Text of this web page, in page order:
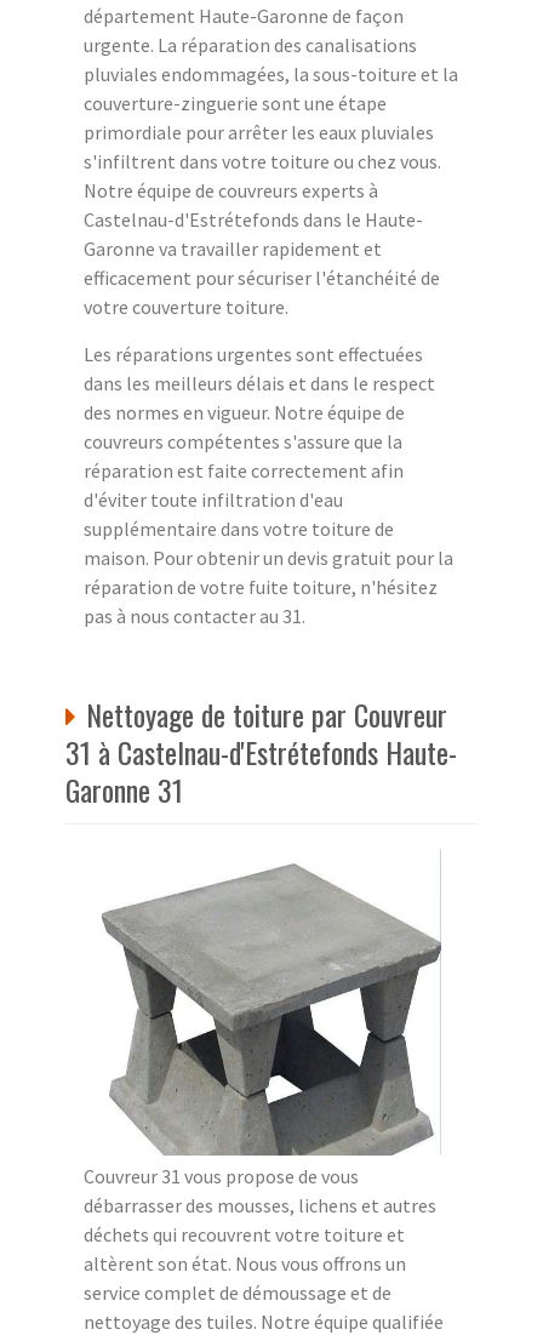
département Haute-Garonne de façon
urgente. La réparation des canalisations
pluviales endommagées, la sous-toiture et la
couverture-zinguerie sont une étape
primordiale pour arrêter les eaux pluviales
s'infiltrent dans votre toiture ou chez vous.
Notre équipe de couvreurs experts à
Castelnau-d'Estrétefonds dans le Haute-
Garonne va travailler rapidement et
efficacement pour sécuriser l'étanchéité de
votre couverture toiture.
Les réparations urgentes sont effectuées
dans les meilleurs délais et dans le respect
des normes en vigueur. Notre équipe de
couvreurs compétentes s'assure que la
réparation est faite correctement afin
d'éviter toute infiltration d'eau
supplémentaire dans votre toiture de
maison. Pour obtenir un devis gratuit pour la
réparation de votre fuite toiture, n'hésitez
pas à nous contacter au 31.
Nettoyage de toiture par Couvreur
31 à Castelnau-d'Estrétefonds Haute-
Garonne 31
Couvreur 31 vous propose de vous
débarrasser des mousses, lichens et autres
déchets qui recouvrent votre toiture et
altèrent son état. Nous vous offrons un
service complet de démoussage et de
nettoyage des tuiles. Notre équipe qualifiée